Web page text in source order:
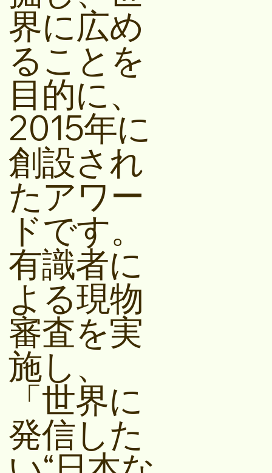
界に広め
ることを
目的に、
2015年に
創設され
たアワー
ドです。
有識者に
よる現物
審査を実
施し、
「世界に
発信した